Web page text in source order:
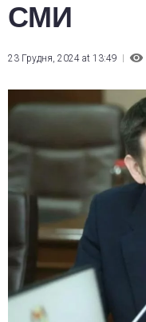
СМИ
23 Грудня, 2024 at 13:49